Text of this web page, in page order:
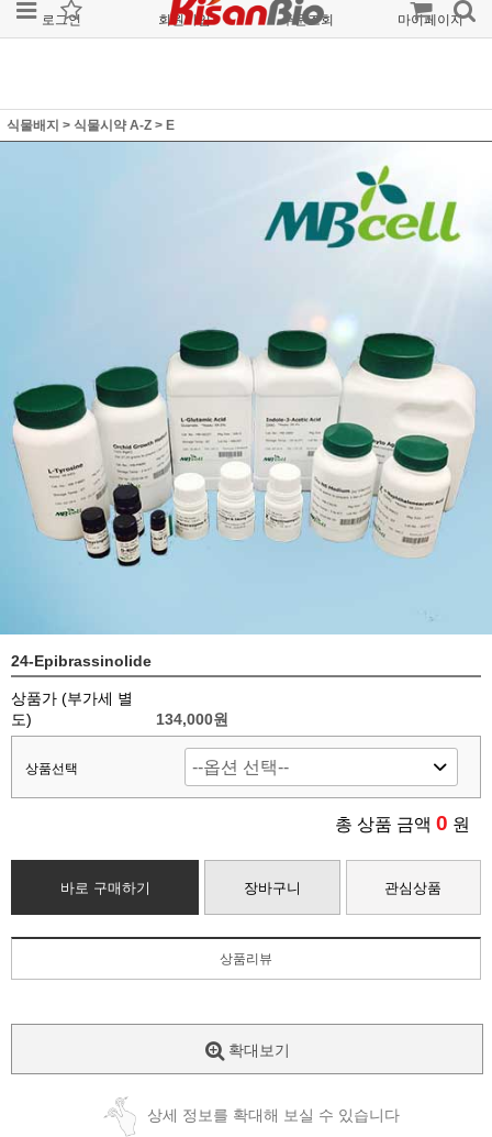
로그인 회원가입 주문조회 마이페이지
식물배지 > 식물시약 A-Z > E
24-Epibrassinolide
상품가 (부가세 별
도)
134,000원
상품선택
총 상품 금액 0 원
바로 구매하기 장바구니 관심상품
상품리뷰
확대보기
상세 정보를 확대해 보실 수 있습니다